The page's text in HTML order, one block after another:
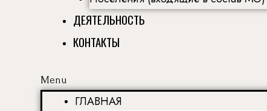
ДЕЯТЕЛЬНОСТЬ
КОНТАКТЫ
Menu
ГЛАВНАЯ